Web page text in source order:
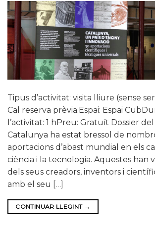
Tipus d’activitat: visita lliure (sense
Cal reserva prèvia.Espai: Espai
l’activitat: 1 hPreu: Gratuït Dossier
Catalunya ha estat bressol de
aportacions d’abast mundial en els
ciència i la tecnologia. Aquestes han
dels seus creadors, inventors i
amb el seu […]
CONTINUAR LLEGINT →